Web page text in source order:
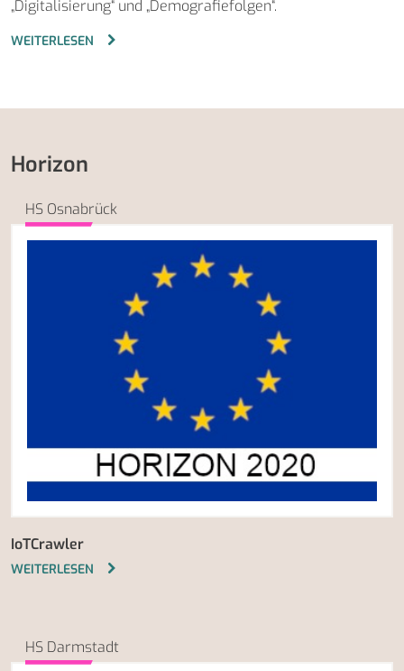
„Digitalisierung“ und „Demografiefolgen“.
WEITERLESEN
Horizon
HS Osnabrück
IoTCrawler
WEITERLESEN
HS Darmstadt